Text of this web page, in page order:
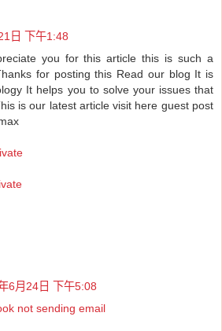
日 下午1:48
you for this article this is such a
for posting this Read our blog It is
It helps you to solve your issues that
is our latest article visit here guest post
6月24日 下午5:08
not sending email